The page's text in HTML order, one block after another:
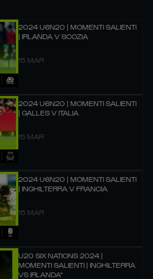
2024 U6N20 | MOMENTI SALIENTI
| IRLANDA V SCOZIA
15 MAR
2024 U6N20 | MOMENTI SALIENTI
| GALLES V ITALIA
15 MAR
2024 U6N20 | MOMENTI SALIENTI
| INGHILTERRA V FRANCIA
15 MAR
U20 SIX NATIONS 2024 |
MOMENTI SALIENTI | INGHILTERRA
VS IRLANDA"